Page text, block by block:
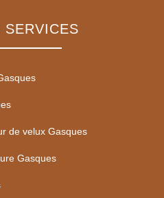
SERVICES
de velux Gasques
Gasques